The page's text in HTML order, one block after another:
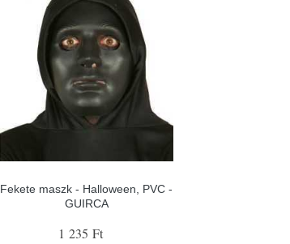
Fekete maszk - Halloween, PVC -
GUIRCA
1 235 Ft